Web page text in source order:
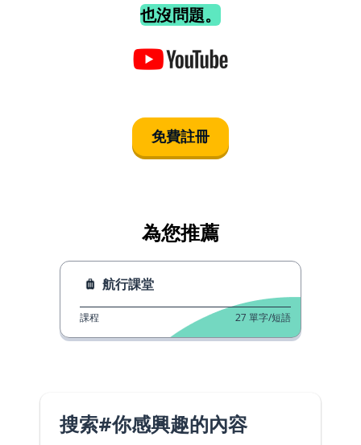
也沒問題。
免費註冊
為您推薦
航行課堂
課程 27 單字/短語
搜索#你感興趣的內容